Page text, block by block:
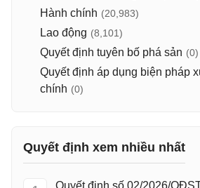
Hành chính (20,983)
Lao động (8,101)
Quyết định tuyên bố phá sản (0)
Quyết định áp dụng biện pháp
chính (0)
Quyết định xem nhiều nhất
Quyết định số 02/2026/